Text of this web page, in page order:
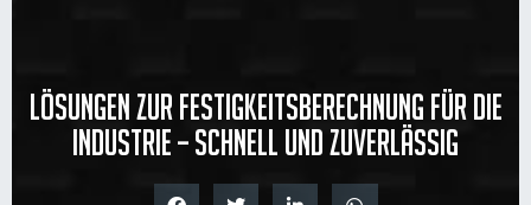
Lösungen zur Festigkeitsberechnung für die
Industrie – Schnell und zuverlässig